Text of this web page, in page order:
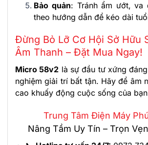
Bảo quản: Tránh ẩm ướt, va
theo hướng dẫn để kéo dài
Đừng Bỏ Lỡ Cơ Hội Sở Hữu
Âm Thanh – Đặt Mua Ngay!
Micro 58v2 là sự đầu tư xứng
nghiệm giải trí bất tận. Hãy để âm
cao khuấy động cuộc sống của
Trung Tâm Điện Máy
Nâng Tầm Uy Tín – Trọn